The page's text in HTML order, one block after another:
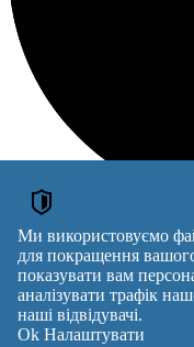
Loading
ОГОЛОШЕННЯ
Мікрокреди онлайн
Ми використовуємо
для покращення
показувати вам
аналізувати трафік
наші відвідувачі.
Ok Налаштувати